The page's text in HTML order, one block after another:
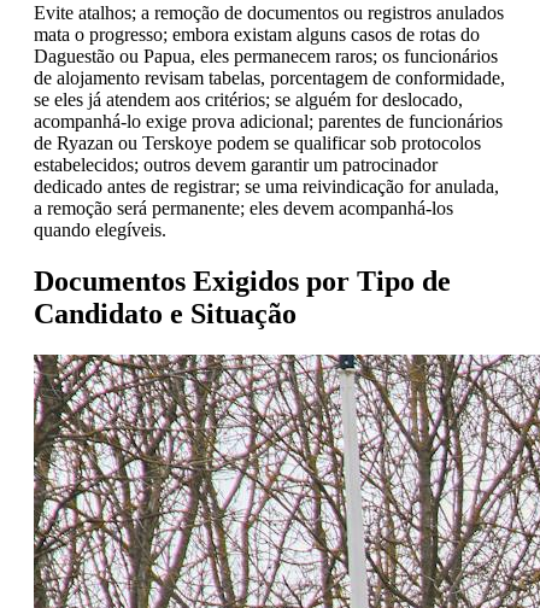
Evite atalhos; a remoção de documentos ou registros anulados
mata o progresso; embora existam alguns casos de rotas do
Daguestão ou Papua, eles permanecem raros; os funcionários
de alojamento revisam tabelas, porcentagem de conformidade,
se eles já atendem aos critérios; se alguém for deslocado,
acompanhá-lo exige prova adicional; parentes de funcionários
de Ryazan ou Terskoye podem se qualificar sob protocolos
estabelecidos; outros devem garantir um patrocinador
dedicado antes de registrar; se uma reivindicação for anulada,
a remoção será permanente; eles devem acompanhá-los
quando elegíveis.
Documentos Exigidos por Tipo de
Candidato e Situação